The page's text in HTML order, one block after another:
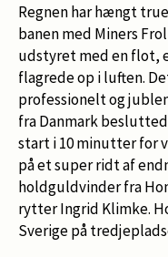
Regnen har hængt
banen med Miners
udstyret med en flot,
flagrede op i luften.
professionelt og
fra Danmark
start i 10 minutter for
på et super ridt af
holdguldvinder fra
rytter Ingrid Klimke.
Sverige på